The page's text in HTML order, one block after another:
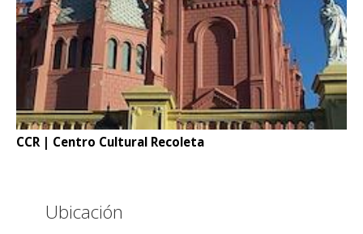
CCR | Centro Cultural Recoleta
Ubicación